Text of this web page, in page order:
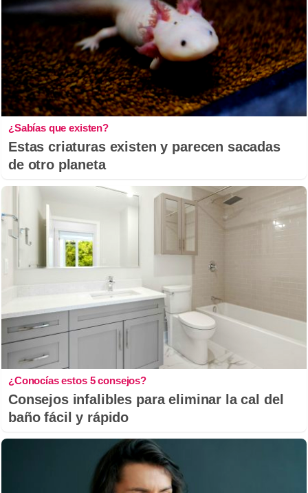
¿Sabías que existen?
Estas criaturas existen y parecen sacadas
de otro planeta
¿Conocías estos 5 consejos?
Consejos infalibles para eliminar la cal del
baño fácil y rápido